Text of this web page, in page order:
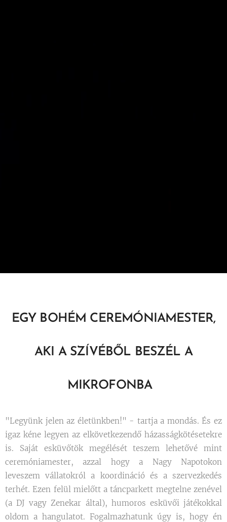
EGY BOHÉM CEREMÓNIAMESTER,
AKI A SZÍVÉBŐL BESZÉL A
MIKROFONBA
"Legyünk jelen az életünkben!" - tartja a mondás. És ez
igaz kéne legyen az elkövetkezendő házasságkötésetekre
is. Saját esküvőtök megélését teszem lehetővé mint
ceremóniamester, azzal hogy a Nagy Napotokon
leveszem vállatokról a koordináció és a szervezkedés
terhét. Ezen felül mielőtt a táncparkett megtelne zenével
(a DJ vagy Zenekar által), humoros esküvői játékokkal
oldom a hangulatot. Fogalmazhatunk úgy is, hogy én